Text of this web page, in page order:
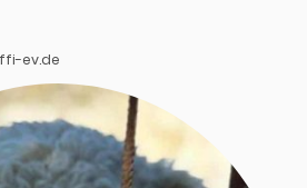
ev.de